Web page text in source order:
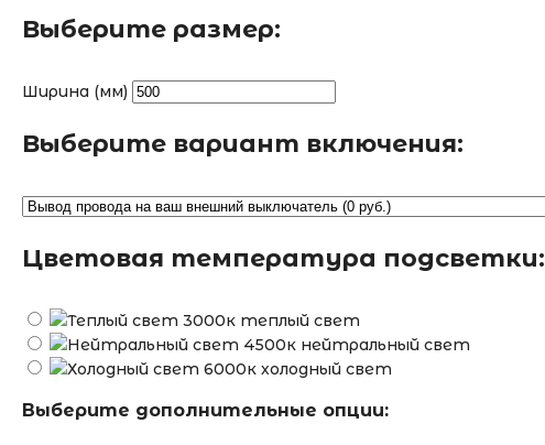
Выберите размер:
Ширина (мм)
Выберите вариант включения:
Цветовая температура подсветки:
теплый свет
нейтральный свет
холодный свет
Выберите дополнительные опции: